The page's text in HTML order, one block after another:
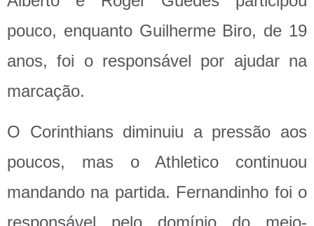
pouco, enquanto Guilherme Biro, de 19
anos, foi o responsável por ajudar na
marcação.
O Corinthians diminuiu a pressão aos
poucos, mas o Athletico continuou
mandando na partida. Fernandinho foi o